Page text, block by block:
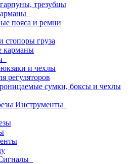
трезубцы
пояса и ремни
стопоры груза
карманы
и чехлы
регуляторов
сумки, боксы и чехлы
Инструменты